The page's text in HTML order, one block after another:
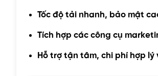
Tốc độ tải nhanh, bảo mật
Tích hợp các công cụ
Hỗ trợ tận tâm, chi phí hợp lý